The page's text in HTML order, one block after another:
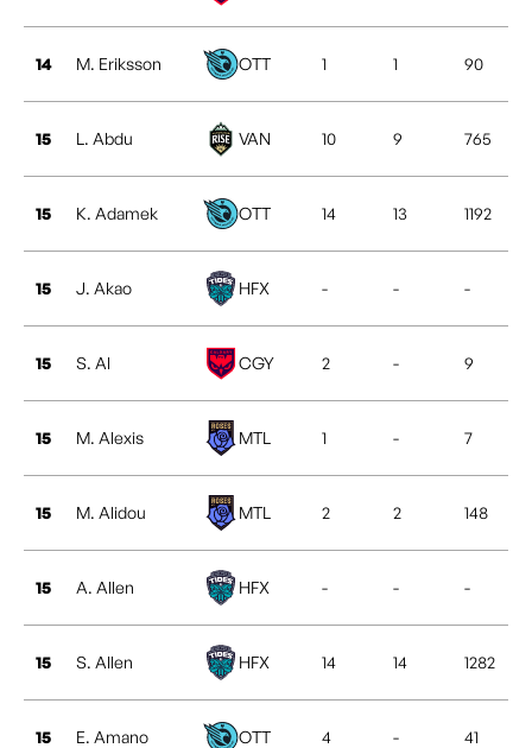
14 M. Eriksson OTT 1 1 90
15 L. Abdu VAN 10 9 765
15 K. Adamek OTT 14 13 1192
15 J. Akao HFX - - -
15 S. Al CGY 2 - 9
15 M. Alexis MTL 1 - 7
15 M. Alidou MTL 2 2 148
15 A. Allen HFX - - -
15 S. Allen HFX 14 14 1282
15 E. Amano OTT 4 - 41